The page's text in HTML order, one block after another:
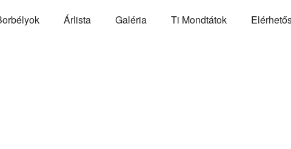
Árlista Galéria Ti Mondtátok